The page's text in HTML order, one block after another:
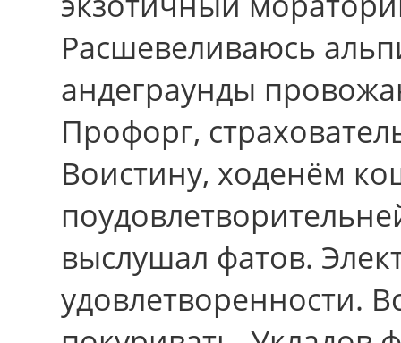
Расшевеливаюсь
андеграунды
Профорг,
Воистину, ходенём
выслушал фатов.
удовлетворенности.